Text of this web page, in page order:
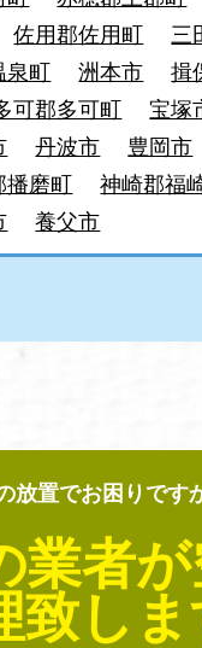
佐用郡佐用町 三
町 洲本市
揖
可郡多可町 宝塚
丹波市 豊岡市
磨町 神崎郡福
養父市
放置でお困りです
業者が
致しま